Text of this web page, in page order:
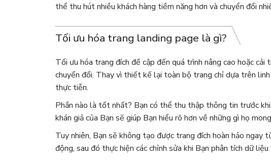
thể thu hút nhiều khách hàng tiềm năng hơn và chuyển đổi
Tối ưu hóa trang landing page là gì?
Tối ưu hóa trang đích đề cập đến quá trình nâng cao hoặc
chuyển đổi. Thay vì thiết kế lại toàn bộ trang chỉ dựa trên
thực tiễn.
Phần nào là tốt nhất? Bạn có thể thu thập thông tin trước
khán giả của Bạn sẽ giúp Bạn hiểu rõ hơn về những gì họ
Tuy nhiên, Bạn sẽ không tạo được trang đích hoàn hảo ngay
động, sau đó thực hiện các chỉnh sửa khi Bạn phân tích dữ